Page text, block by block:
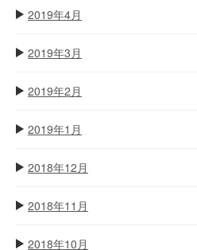
2019年4月
2019年3月
2019年2月
2019年1月
2018年12月
2018年11月
2018年10月